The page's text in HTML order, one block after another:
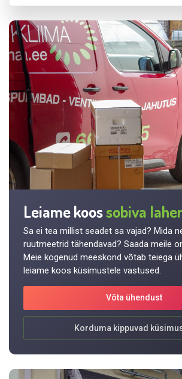
Leiame koossobiva
Sa ei tea millist seadet sa vajad? Mida
ruutmeetrid tähendavad? Saada meile
Meie kogenud meeskond võtab teiega
leiame koos küsimustele vastused.
Võta ühendust
Korduma kippuvad